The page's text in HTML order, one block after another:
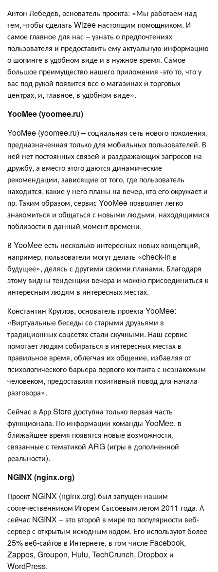
Антон Лебедев, основатель проекта: «Мы работаем над
тем, чтобы сделать Wizee настоящим помощником. И
самое главное для нас – узнать о предпочтениях
пользователя и предоставить ему актуальную информацию
о шопинге в удобном виде и в нужное время. Самое
большое преимущество нашего приложения -это то, что у
вас под рукой появится все о магазинах и торговых
центрах, и, главное, в удобном виде».
YooMee (yoomee.ru)
YooMee (yoomee.ru) – социальная сеть нового поколения,
предназначенная только для мобильных пользователей. В
ней нет постоянных связей и раздражающих запросов на
дружбу, а вместо этого даются динамические
рекомендации, зависящие от того, где пользователь
находится, какие у него планы на вечер, кто его окружает и
пр. Таким образом, сервис YooMee позволяет легко
знакомиться и общаться с новыми людьми, находящимися
поблизости в данный момент времени.
В YooMee есть несколько интересных новых концепций,
например, пользователи могут делать «check-in в
будущее», делясь с другими своими планами. Благодаря
этому видны тенденции вечера и можно присоединиться к
интересным людям в интересных местах.
Константин Круглов, основатель проекта YooMee:
«Виртуальные беседы со старыми друзьями в
традиционных соцсетях стали скучными. Наш сервис
помогает людям собираться в интересных местах в
правильное время, облегчая их общение, избавляя от
психологического барьера первого контакта с незнакомым
человеком, предоставляя позитивный повод для начала
разговора».
Сейчас в Арр Store доступна только первая часть
функционала. По информации команды YooMee, в
ближайшее время появятся новые возможности,
связанные с тематикой ARG (игры в дополненной
реальности).
NGINX (nginx.org)
Проект NGINX (nginx.org) был запущен нашим
соотечественником Игорем Сысоевым летом 2011 года. А
сейчас NGINX – это второй в мире по популярности веб-
сервер с открытым исходным кодом. Его используют более
25% веб-сайтов в Интернете, в том числе Facebook,
Zappos, Groupon, Hulu, TechCrunch, Dropbox и
WordPress.